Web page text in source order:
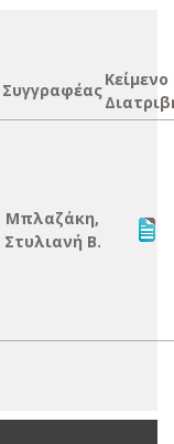
Συγγραφέας
Κείμενο
Μπλαζάκη,
Στυλιανή Β.